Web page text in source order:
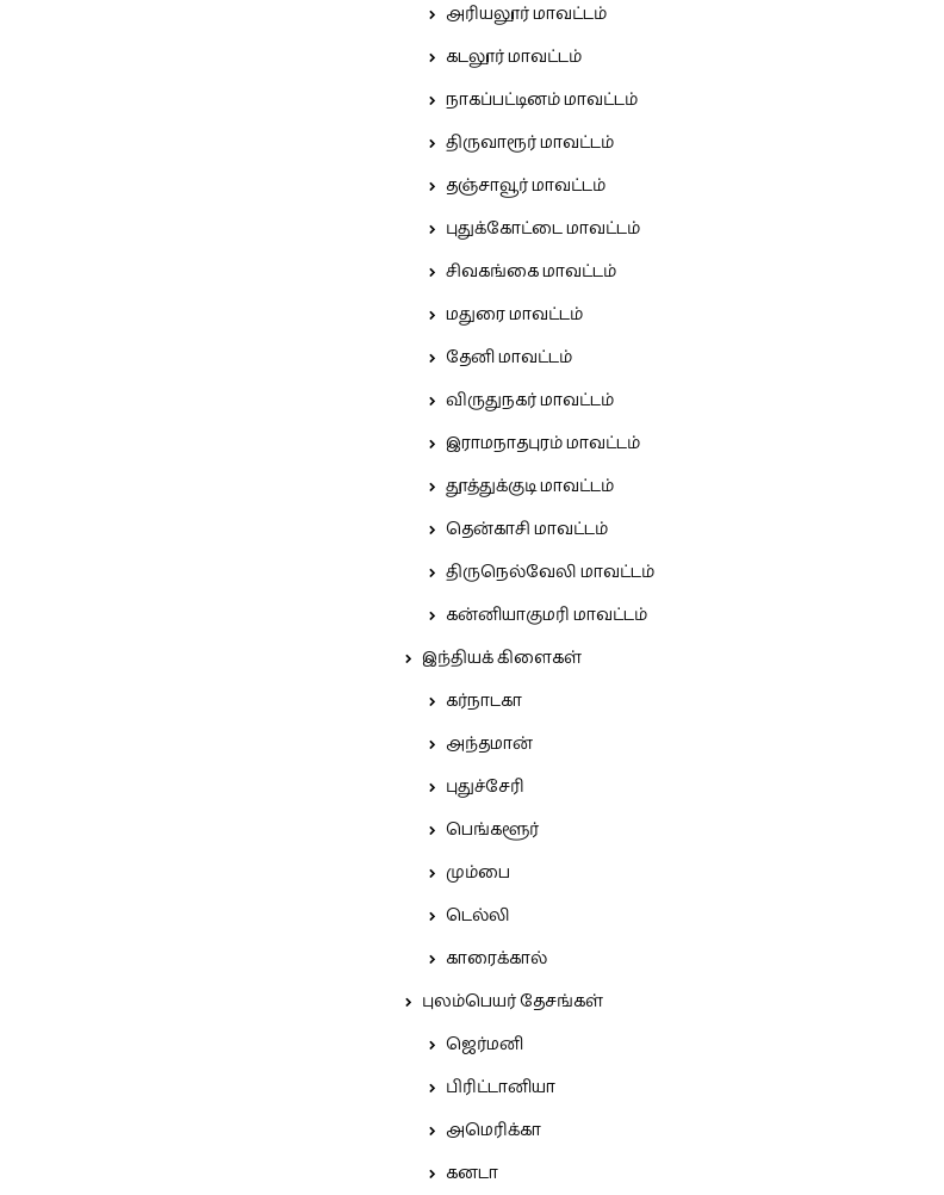
அரியலூர் மாவட்டம்
கடலூர் மாவட்டம்
நாகப்பட்டினம் மாவட்டம்
திருவாரூர் மாவட்டம்
தஞ்சாவூர் மாவட்டம்
புதுக்கோட்டை மாவட்டம்
சிவகங்கை மாவட்டம்
மதுரை மாவட்டம்
தேனி மாவட்டம்
விருதுநகர் மாவட்டம்
இராமநாதபுரம் மாவட்டம்
தூத்துக்குடி மாவட்டம்
தென்காசி மாவட்டம்
திருநெல்வேலி மாவட்டம்
கன்னியாகுமரி மாவட்டம்
இந்தியக் கிளைகள்
கர்நாடகா
அந்தமான்
புதுச்சேரி
பெங்களூர்
மும்பை
டெல்லி
காரைக்கால்
புலம்பெயர் தேசங்கள்
ஜெர்மனி
பிரிட்டானியா
அமெரிக்கா
கனடா